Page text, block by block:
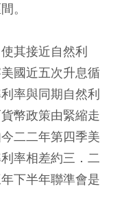
。
其接近自然利
國近五次升息循
率與同期自然利
幣政策由緊縮走
二二年第四季美
率相差約三．二
下半年聯準會是